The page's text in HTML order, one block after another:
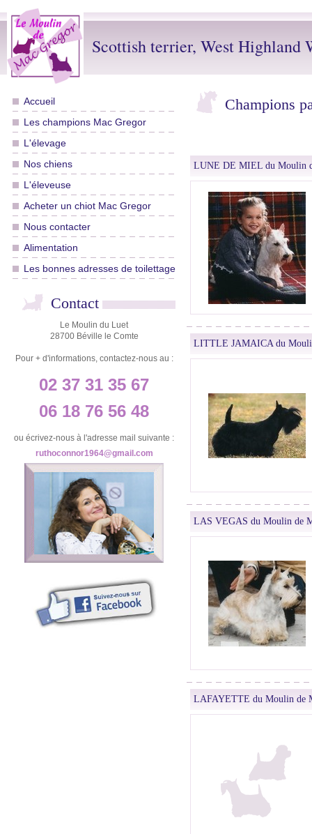
Scottish terrier, West
Accueil
Les champions Mac Gregor
L'élevage
Nos chiens
L'éleveuse
Acheter un chiot Mac Gregor
Nous contacter
Alimentation
Les bonnes adresses de toilettage
Contact
Le Moulin du Luet
28700 Béville le Comte
Pour + d'informations, contactez-nous au :
02 37 31 35 67
06 18 76 56 48
ou écrivez-nous à l'adresse mail suivante :
ruthoconnor1964@gmail.com
Champions
LUNE DE MIEL du Moulin
LITTLE JAMAICA du
LAS VEGAS du Moulin de
LAFAYETTE du Moulin de